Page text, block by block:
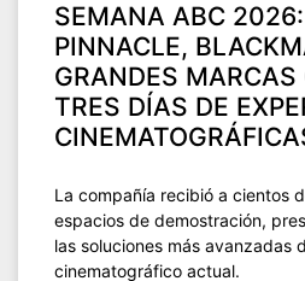
SEMANA ABC 2026:
PINNACLE,
GRANDES MARCAS
TRES DÍAS DE
La compañía recibió a cientos
espacios de demostración,
las soluciones más avanzadas
cinematográfico actual.